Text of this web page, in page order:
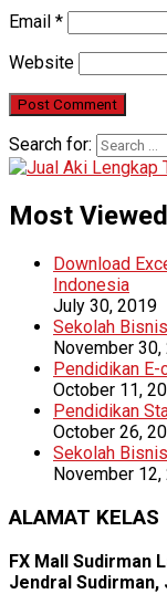
Email *
Website
Search for:
Most
Download
Indonesia
July 30, 2019
Sekolah
November 30,
Pendidikan
October 11,
Pendidikan
October 26,
Sekolah
November 12,
ALAMAT KELAS
FX Mall Sudirman
Jendral